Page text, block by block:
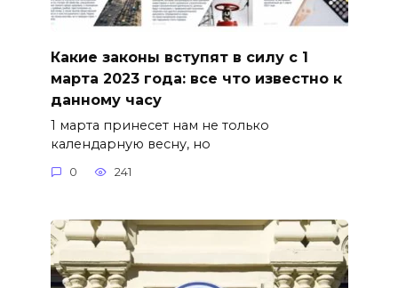
Какие законы вступят в силу с 1
марта 2023 года: все что известно к
данному часу
1 марта принесет нам не только
календарную весну, но
0 241